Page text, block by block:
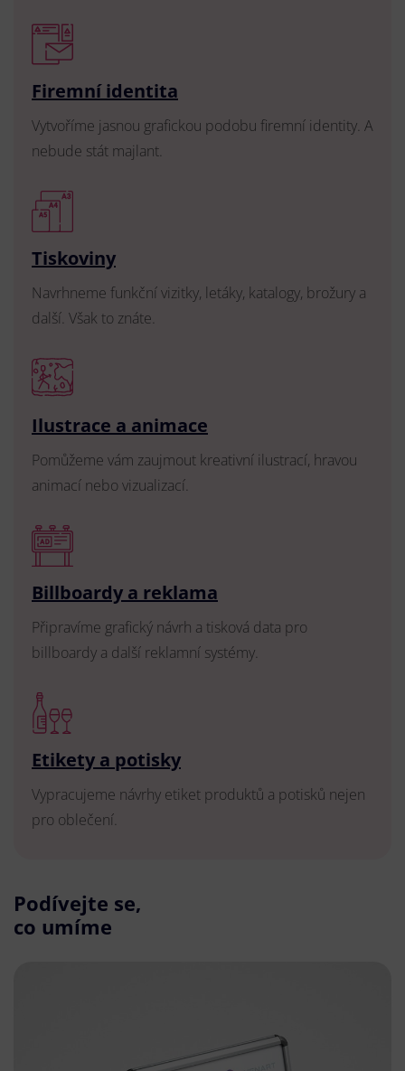
Firemní identita
Vytvoříme jasnou grafickou podobu firemní identity. A
nebude stát majlant.
Tiskoviny
Navrhneme funkční vizitky, letáky, katalogy, brožury a
další. Však to znáte.
Ilustrace a animace
Pomůžeme vám zaujmout kreativní ilustrací, hravou
animací nebo vizualizací.
Billboardy a reklama
Připravíme grafický návrh a tisková data pro
billboardy a další reklamní systémy.
Etikety a potisky
Vypracujeme návrhy etiket produktů a potisků nejen
pro oblečení.
Podívejte se,
co umíme